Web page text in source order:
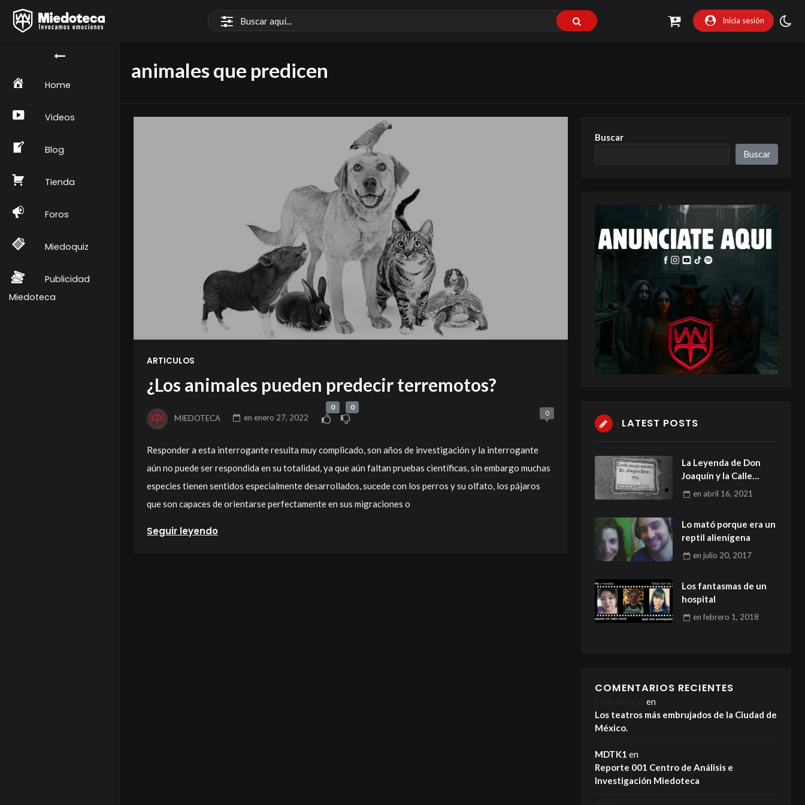
Inicia sesión
Home
Videos
Blog
Tienda
Foros
Miedoquiz
Publicidad
Miedoteca
animales que predicen
ARTICULOS
¿Los animales pueden predecir terremotos?
MIEDOTECA en enero 27, 2022
0 0
0
Responder a esta interrogante resulta muy complicado, son años de investigación y la interrogante
aún no puede ser respondida en su totalidad, ya que aún faltan pruebas científicas, sin embargo muchas
especies tienen sentidos especialmente desarrollados, sucede con los perros y su olfato, los pájaros
que son capaces de orientarse perfectamente en sus migraciones o
Seguir leyendo
Buscar
Buscar
LATEST POSTS
La Leyenda de Don
Joaquín y la Calle
Donceles.
en abril 16, 2021
Lo mató porque era un
reptil alienígena
enjulio 20, 2017
Los fantasmas de un
hospital
enfebrero 1, 2018
COMENTARIOS RECIENTES
en
Los teatros más embrujados de la Ciudad de
México.
MDTK1 en
Reporte 001 Centro de Análisis e
Investigación Miedoteca